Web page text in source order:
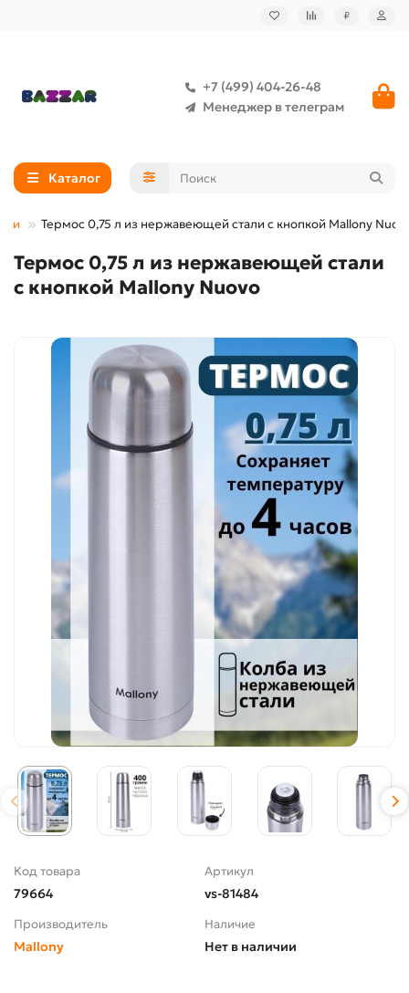
₽
+7 (499) 404-26-48
Менеджер в телеграм
Каталог
Термос 0,75 л из нержавеющей стали с кнопкой Mallony
Термос 0,75 л из нержавеющей стали
с кнопкой Mallony Nuovo
Код товара
79664
Артикул
vs-81484
Производитель
Mallony
Наличие
Нет в наличии